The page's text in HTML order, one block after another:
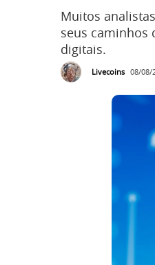
Muitos
seus caminhos
digitais.
Livecoins 08/08/